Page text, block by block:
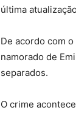
última
De acordo com
namorado de
separados.
O crime